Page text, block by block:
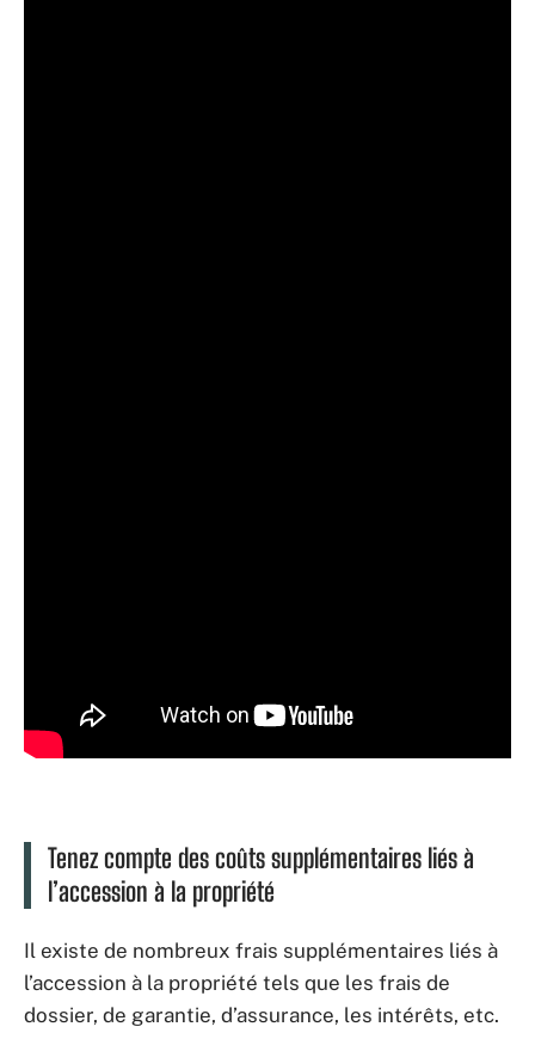
Tenez compte des coûts supplémentaires liés à
l’accession à la propriété
Il existe de nombreux frais supplémentaires liés à
l’accession à la propriété tels que les frais de
dossier, de garantie, d’assurance, les intérêts, etc.